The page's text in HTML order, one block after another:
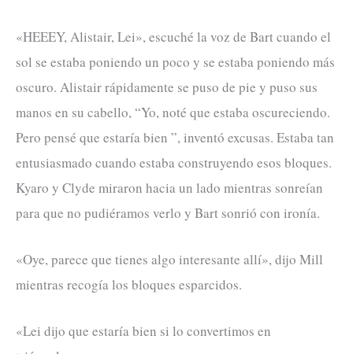
«HEEEY, Alistair, Lei», escuché la voz de Bart cuando el
sol se estaba poniendo un poco y se estaba poniendo más
oscuro. Alistair rápidamente se puso de pie y puso sus
manos en su cabello, “Yo, noté que estaba oscureciendo.
Pero pensé que estaría bien ”, inventó excusas. Estaba tan
entusiasmado cuando estaba construyendo esos bloques.
Kyaro y Clyde miraron hacia un lado mientras sonreían
para que no pudiéramos verlo y Bart sonrió con ironía.
«Oye, parece que tienes algo interesante allí», dijo Mill
mientras recogía los bloques esparcidos.
«Lei dijo que estaría bien si lo convertimos en